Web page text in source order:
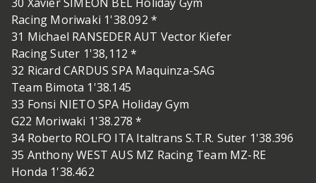
Racing Moriwaki 1'38.092 *
31 Michael RANSEDER AUT Vector Kiefer
Racing Suter 1'38,112 *
32 Ricard CARDUS SPA Maquinza-SAG
Team Bimota 1'38.145
33 Fonsi NIETO SPA Holiday Gym
G22 Moriwaki 1'38.278 *
34 Roberto ROLFO ITA Italtrans S.T.R. Suter 1'38.396
35 Anthony WEST AUS MZ Racing Team MZ-RE
Honda 1'38.462